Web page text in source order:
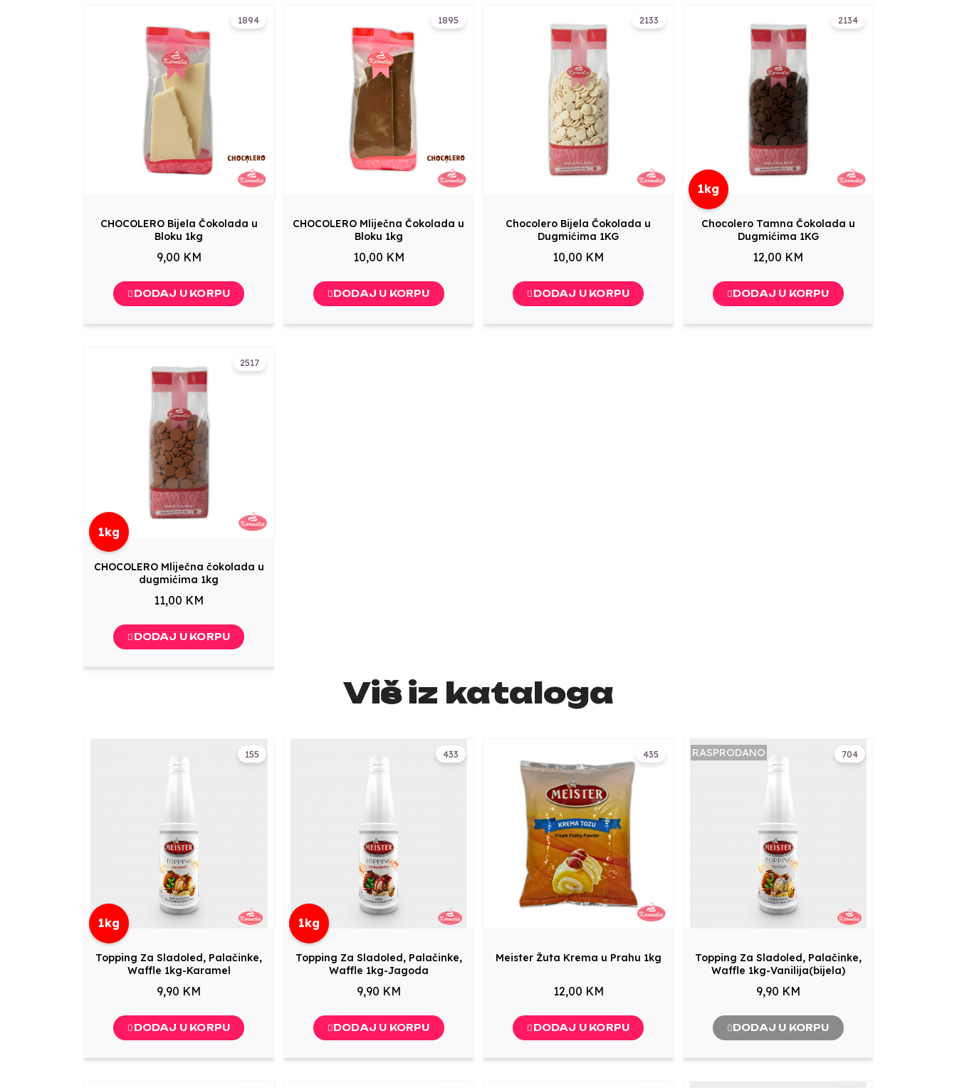
1894
CHOCOLERO Bijela Čokolada u
Bloku 1kg
9,00 KM
DODAJ U KORPU
1895
CHOCOLERO Mliječna Čokolada u
Bloku 1kg
10,00 KM
DODAJ U KORPU
2133
Chocolero Bijela Čokolada u
Dugmićima 1KG
10,00 KM
DODAJ U KORPU
2134
1kg
Chocolero Tamna Čokolada u
Dugmićima 1KG
12,00 KM
DODAJ U KORPU
2517
1kg
CHOCOLERO Mliječna čokolada u
dugmićima 1kg
11,00 KM
DODAJ U KORPU
Više iz kataloga
155
1kg
Topping Za Sladoled, Palačinke,
Waffle 1kg-Karamel
9,90 KM
DODAJ U KORPU
433
1kg
Topping Za Sladoled, Palačinke,
Waffle 1kg-Jagoda
9,90 KM
DODAJ U KORPU
435
Meister Žuta Krema u Prahu 1kg
12,00 KM
DODAJ U KORPU
704
RASPRODANO
Topping Za Sladoled, Palačinke,
Waffle 1kg-Vanilija(bijela)
9,90 KM
DODAJ U KORPU